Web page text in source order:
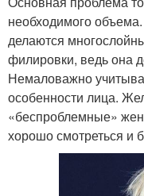
необходимого
делаются
филировки, ведь она
Немаловажно
особенности лица.
«беспроблемные»
хорошо смотреться и